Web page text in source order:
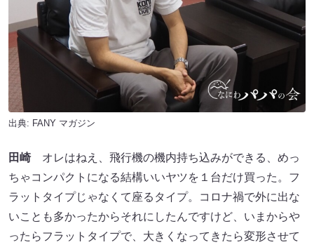
出典: FANY マガジン
田崎オレはねえ、飛行機の機内持ち込みができる、めっ
ちゃコンパクトになる結構いいヤツを１台だけ買った。フ
ラットタイプじゃなくて座るタイプ。コロナ禍で外に出な
いことも多かったからそれにしたんですけど、いまからや
ったらフラットタイプで、大きくなってきたら変形させて